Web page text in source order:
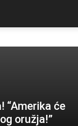
“Amerika će
oružja!”